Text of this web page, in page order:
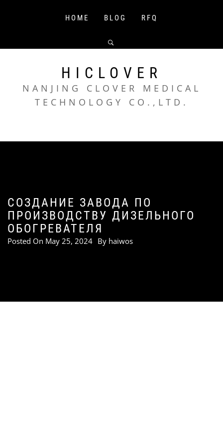
HOME BLOG RFQ
HICLOVER
NANJING CLOVER MEDICAL
TECHNOLOGY CO.,LTD.
СОЗДАНИЕ ЗАВОДА ПО
ПРОИЗВОДСТВУ ДИЗЕЛЬНОГО
ОБОГРЕВАТЕЛЯ
Posted On May 25, 2024 By haiwos